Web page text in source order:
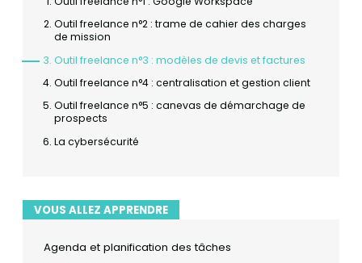
Outil freelance n°2 : trame de cahier des charges
de mission
Outil freelance n°3 : modèles de devis et factures
Outil freelance n°4 : centralisation et gestion client
Outil freelance n°5 : canevas de démarchage de
prospects
La cybersécurité
VOUS ALLEZ APPRENDRE
Agenda et planification des tâches